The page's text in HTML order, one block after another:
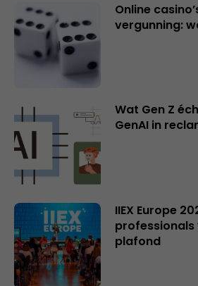
Online
vergunning:
Wat Gen Z
GenAI in
IIEX Europe
professionals
plafond